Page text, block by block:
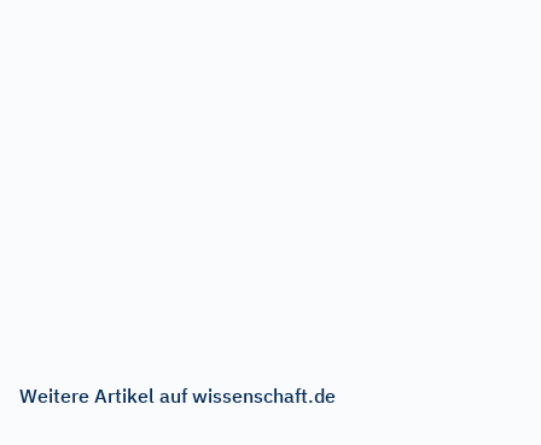
Weitere Artikel auf wissenschaft.de